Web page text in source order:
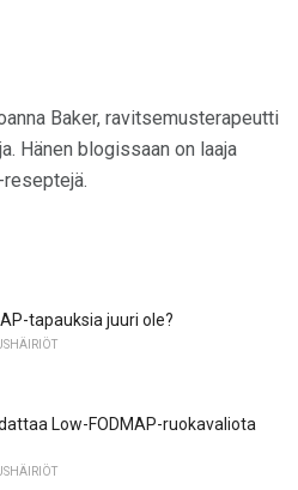
Baker, ravitsemusterapeutti
Hänen blogissaan on laaja
tapauksia juuri ole?
Low-FODMAP-ruokavaliota